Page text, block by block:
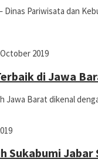
Dinas Pariwisata dan
2019
di Jawa
Jawa Barat dikenal
Sukabumi